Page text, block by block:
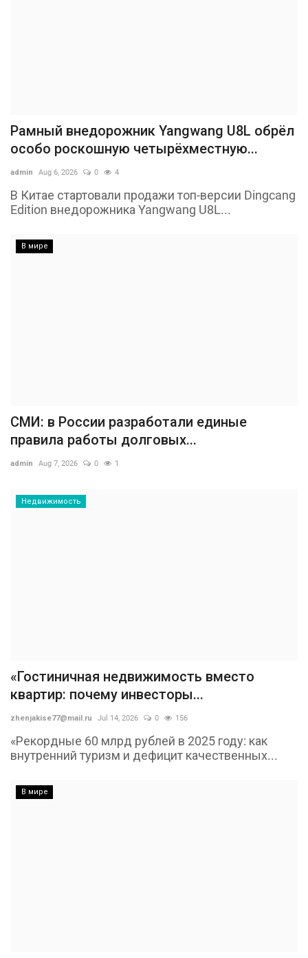
Рамный внедорожник Yangwang U8L обрёл
особо роскошную четырёхместную...
admin Aug 6, 2026 0 4
В Китае стартовали продажи топ-версии Dingcang
Edition внедорожника Yangwang U8L...
В мире
СМИ: в России разработали единые
правила работы долговых...
admin Aug 7, 2026 0 1
Недвижимость
«Гостиничная недвижимость вместо
квартир: почему инвесторы...
zhenjakise77@mail.ru Jul 14, 2026 0 156
«Рекордные 60 млрд рублей в 2025 году: как
внутренний туризм и дефицит качественных...
В мире